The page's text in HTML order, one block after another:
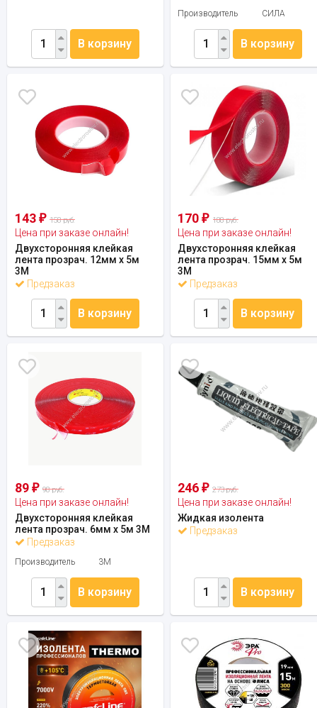
В корзину
Производитель СИЛА
В корзину
143 ₽ 158 руб.
Цена при заказе онлайн!
Двухсторонняя клейкая
лента прозрач. 12мм х 5м
3M
Предзаказ
В корзину
170₽ 188 руб.
Цена при заказе онлайн!
Двухсторонняя клейкая
лента прозрач. 15мм х 5м
3M
Предзаказ
В корзину
89 ₽ 98 руб.
Цена при заказе онлайн!
Двухсторонняя клейкая
лента прозрач. 6мм х 5м 3M
Предзаказ
Производитель 3М
В корзину
246₽ 273 руб.
Цена при заказе онлайн!
Жидкая изолента
Предзаказ
В корзину